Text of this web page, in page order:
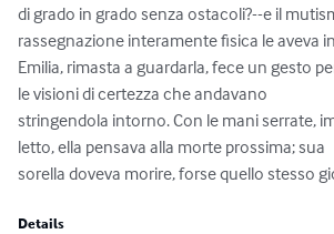
di grado in grado senza ostacoli?--e il
rassegnazione interamente fisica le aveva
Emilia, rimasta a guardarla, fece un gesto
le visioni di certezza che andavano
stringendola intorno. Con le mani serrate,
letto, ella pensava alla morte prossima; sua
sorella doveva morire, forse quello stesso
Details